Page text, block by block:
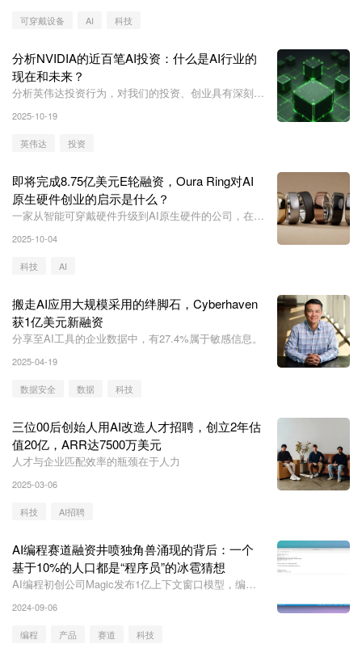
可穿戴设备 AI 科技
分析NVIDIA的近百笔AI投资：什么是AI行业的
现在和未来？
分析英伟达投资行为，对我们的投资、创业具有深刻意
2025-10-19
英伟达 投资
即将完成8.75亿美元E轮融资，Oura Ring对AI
原生硬件创业的启示是什么？
一家从智能可穿戴硬件升级到AI原生硬件的公司，在
2025-10-04
科技 AI
搬走AI应用大规模采用的绊脚石，Cyberhaven
获1亿美元新融资
分享至AI工具的企业数据中，有27.4%属于敏感信息。
2025-04-19
数据安全 数据 科技
三位00后创始人用AI改造人才招聘，创立2年估
值20亿，ARR达7500万美元
人才与企业匹配效率的瓶颈在于人力
2025-03-06
科技 AI招聘
AI编程赛道融资井喷独角兽涌现的背后：一个
基于10%的人口都是“程序员”的冰雹猜想
AI编程初创公司Magic发布1亿上下文窗口模型，编码
2024-09-06
编程 产品 赛道 科技